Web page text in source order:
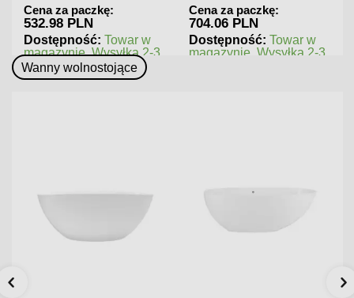
Cena za paczkę:
704.06 PLN
Dostępność: Towar w
magazynie. Wysyłka 2-3
dni.
Cena za paczkę:
545.76 PLN
Dostępność: Towar w
magazynie. Wysyłka 2-3
Wanny wolnostojące